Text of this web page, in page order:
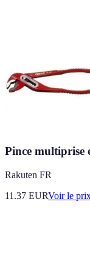
Pince multiprise
Rakuten FR
11.37 EURVoir le